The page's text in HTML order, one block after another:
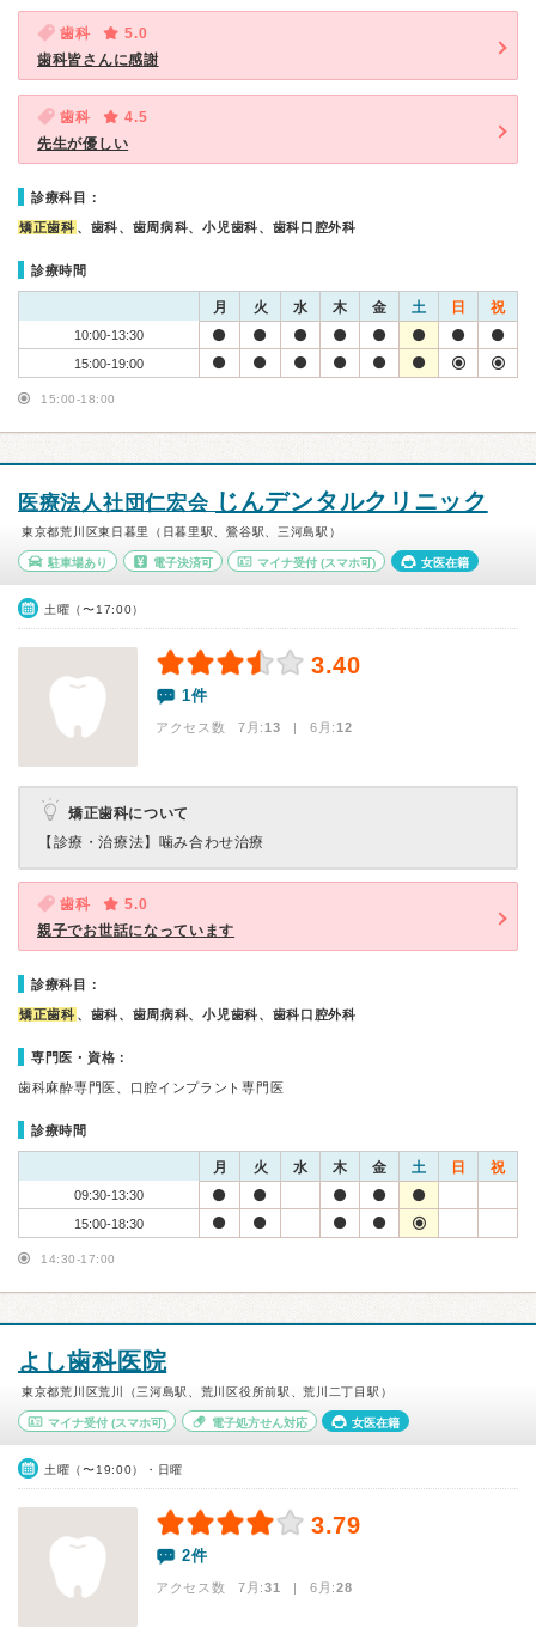
歯科
5.0
歯科皆さんに感謝
歯科
4.5
先生が優しい
診療科目：
矯正歯科 、歯科、歯周病科、小児歯科、歯科口腔外科
診療時間
月 火 水 木 金 土 日 祝
10:00-13:30
15:00-19:00
15:00-18:00
医療法人社団仁宏会 じんデンタルクリニック
東京都荒川区東日暮里（日暮里駅、鶯谷駅、三河島駅）
駐車場あり 電子決済可 マイナ受付 (スマホ可) 女医在籍
土曜（〜17:00）
3.40
1件
アクセス数 7月:13 | 6月:12
矯正歯科について
【診療・治療法】 噛み合わせ治療
歯科
5.0
親子でお世話になっています
診療科目：
矯正歯科 、歯科、歯周病科、小児歯科、歯科口腔外科
専門医・資格：
歯科麻酔専門医、口腔インプラント専門医
診療時間
月 火 水 木 金 土 日 祝
09:30-13:30
15:00-18:30
14:30-17:00
よし歯科医院
東京都荒川区荒川（三河島駅、荒川区役所前駅、荒川二丁目駅）
マイナ受付 (スマホ可) 電子処方せん対応 女医在籍
土曜（〜19:00）・日曜
3.79
2件
アクセス数 7月:31 | 6月:28